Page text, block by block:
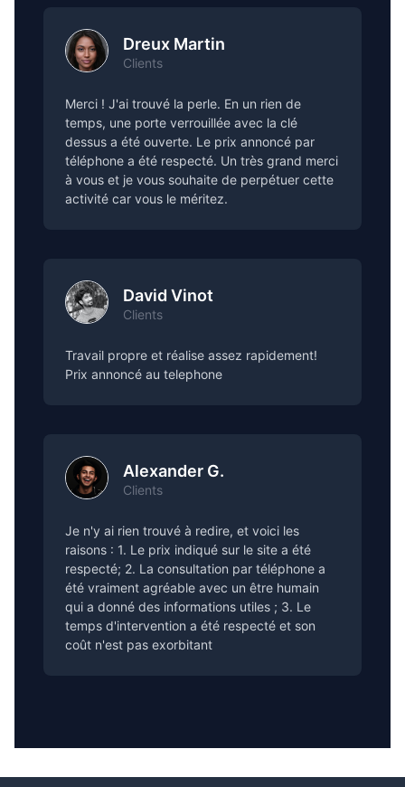
Dreux Martin
Clients
Merci ! J'ai trouvé la perle. En un rien de
temps, une porte verrouillée avec la clé
dessus a été ouverte. Le prix annoncé par
téléphone a été respecté. Un très grand merci
à vous et je vous souhaite de perpétuer cette
activité car vous le méritez.
David Vinot
Clients
Travail propre et réalise assez rapidement!
Prix annoncé au telephone
Alexander G.
Clients
Je n'y ai rien trouvé à redire, et voici les
raisons : 1. Le prix indiqué sur le site a été
respecté; 2. La consultation par téléphone a
été vraiment agréable avec un être humain
qui a donné des informations utiles ; 3. Le
temps d'intervention a été respecté et son
coût n'est pas exorbitant